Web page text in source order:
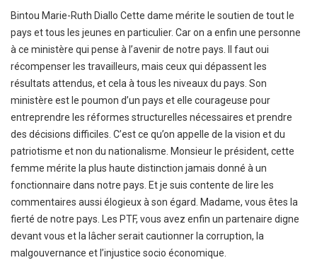
Bintou Marie-Ruth Diallo Cette dame mérite le soutien de tout le
pays et tous les jeunes en particulier. Car on a enfin une personne
à ce ministère qui pense à l’avenir de notre pays. Il faut oui
récompenser les travailleurs, mais ceux qui dépassent les
résultats attendus, et cela à tous les niveaux du pays. Son
ministère est le poumon d’un pays et elle courageuse pour
entreprendre les réformes structurelles nécessaires et prendre
des décisions difficiles. C’est ce qu’on appelle de la vision et du
patriotisme et non du nationalisme. Monsieur le président, cette
femme mérite la plus haute distinction jamais donné à un
fonctionnaire dans notre pays. Et je suis contente de lire les
commentaires aussi élogieux à son égard. Madame, vous êtes la
fierté de notre pays. Les PTF, vous avez enfin un partenaire digne
devant vous et la lâcher serait cautionner la corruption, la
malgouvernance et l’injustice socio économique.